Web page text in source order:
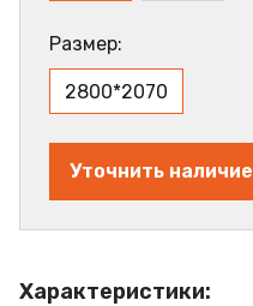
Характеристики:
Размер:
2800*2070
Уточнить наличие